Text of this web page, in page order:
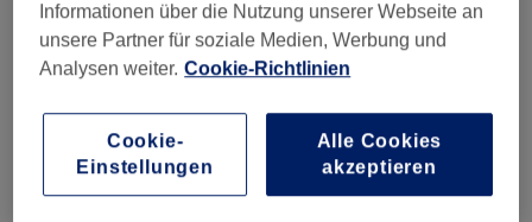
Fußpflege (1) 45 €
Maniküre & Pediküre (8)
Salonbewertungen
Informationen über die Nutzung unserer Webseite an
unsere Partner für soziale Medien, Werbung und
Analysen weiter. Cookie-Richtlinien
Cookie-
Einstellungen
Alle Cookies
akzeptieren